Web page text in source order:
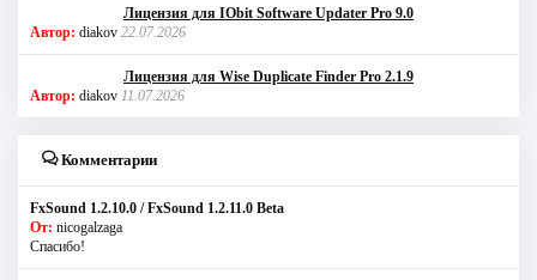
Лицензия для IObit Software Updater Pro 9.0
Автор: diakov 22.07.2026
Лицензия для Wise Duplicate Finder Pro 2.1.9
Автор: diakov 11.07.2026
Комментарии
FxSound 1.2.10.0 / FxSound 1.2.11.0 Beta
От: nicogalzaga
Спасибо!